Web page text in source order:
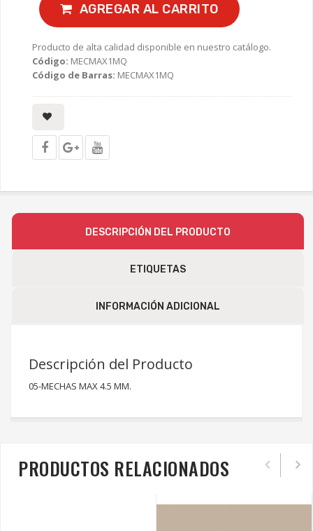
AGREGAR AL CARRITO
Producto de alta calidad disponible en nuestro catálogo.
Código: MECMAX1MQ
Código de Barras: MECMAX1MQ
DESCRIPCIÓN DEL PRODUCTO
ETIQUETAS
INFORMACIÓN ADICIONAL
Descripción del Producto
05-MECHAS MAX 4.5 MM.
PRODUCTOS RELACIONADOS